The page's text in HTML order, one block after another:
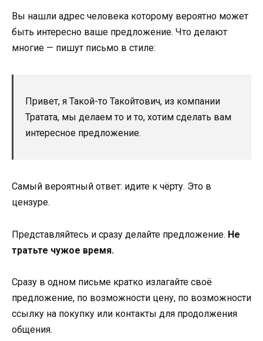
Вы нашли адрес человека которому вероятно может
быть интересно ваше предложение. Что делают
многие — пишут письмо в стиле:
Привет, я Такой-то Такойтович, из компании
Тратата, мы делаем то и то, хотим сделать вам
интересное предложение.
Самый вероятный ответ: идите к чёрту. Это в
цензуре.
Представляйтесь и сразу делайте предложение. Не
тратьте чужое время.
Сразу в одном письме кратко излагайте своё
предложение, по возможности цену, по возможности
ссылку на покупку или контакты для продолжения
общения.